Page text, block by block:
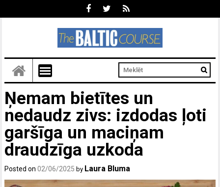
Ņemam bietītes un
nedaudz zivs: izdodas ļoti
garšīga un maciņam
draudzīga uzkoda
Posted on02/06/2025 by Laura Bluma